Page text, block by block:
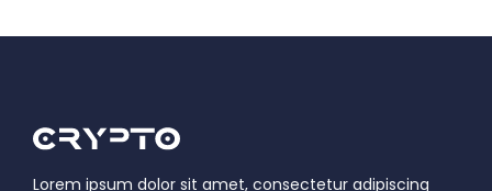
Lorem ipsum dolor sit amet, consectetur adipiscing